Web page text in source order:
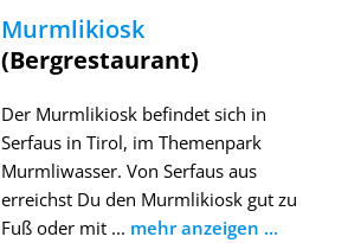
Murmlikiosk
(Bergrestaurant)
Der Murmlikiosk befindet sich in
Serfaus in Tirol, im Themenpark
Murmliwasser. Von Serfaus aus
erreichst Du den Murmlikiosk gut zu
Fuß oder mit ... mehr anzeigen ...